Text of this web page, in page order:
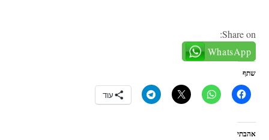
Share on:
WhatsApp
שתף
עוד
אהבתי